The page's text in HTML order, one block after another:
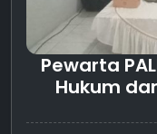
Pewarta
Hukum